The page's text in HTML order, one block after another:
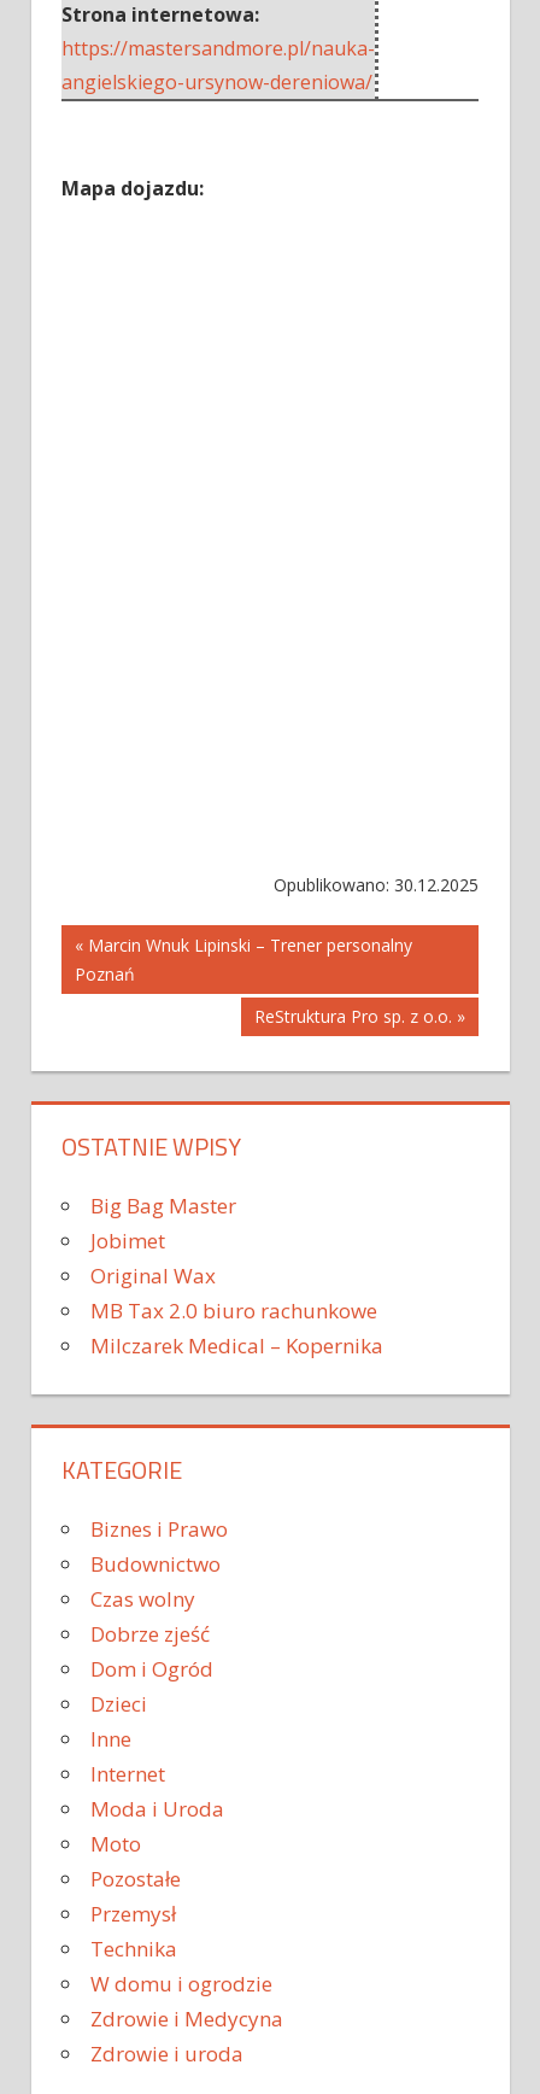
Strona internetowa:
https://mastersandmore.pl/nauka-
angielskiego-ursynow-dereniowa/
Mapa dojazdu:
Opublikowano: 30.12.2025
Nawigacja
wpisu
« Marcin Wnuk Lipinski – Trener personalny
Poznań
ReStruktura Pro sp. z o.o. »
OSTATNIE WPISY
Big Bag Master
Jobimet
Original Wax
MB Tax 2.0 biuro rachunkowe
Milczarek Medical – Kopernika
KATEGORIE
Biznes i Prawo
Budownictwo
Czas wolny
Dobrze zjeść
Dom i Ogród
Dzieci
Inne
Internet
Moda i Uroda
Moto
Pozostałe
Przemysł
Technika
W domu i ogrodzie
Zdrowie i Medycyna
Zdrowie i uroda